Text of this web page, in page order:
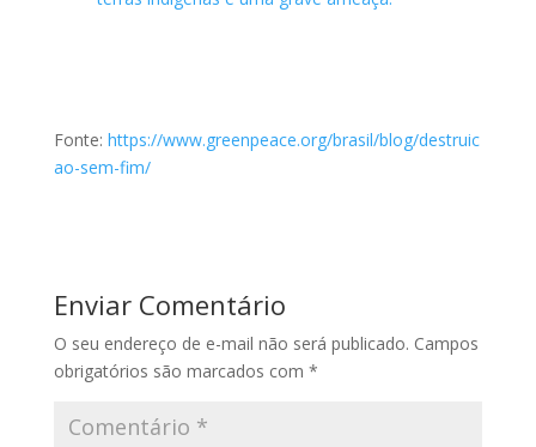
Fonte: https://www.greenpeace.org/brasil/blog/destruic
ao-sem-fim/
Enviar Comentário
O seu endereço de e-mail não será publicado. Campos
obrigatórios são marcados com *